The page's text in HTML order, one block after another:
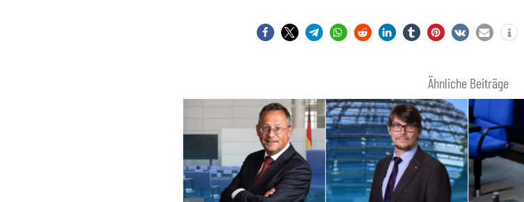
Ähnliche Beiträge